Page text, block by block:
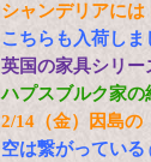
シャンデリアに
こちらも入荷しま
英国の家具シリ
ハプスブルク家の
2/14（金）因島の
空は繋がっている